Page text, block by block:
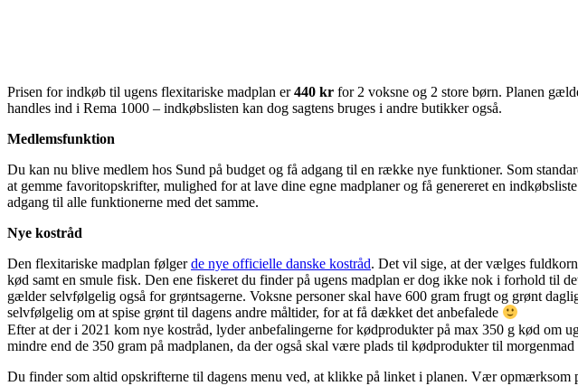
Prisen for indkøb til ugens flexitariske madplan er440 kr for 2 voksne og 2 store børn. Planen
handles ind i Rema 1000 – indkøbslisten kan dog sagtens bruges i andre butikker også.
Medlemsfunktion
Du kan nu blive medlem hos Sund på budget og få adgang til en række nye funktioner. Som
at gemme favoritopskrifter, mulighed for at lave dine egne madplaner og få genereret en
adgang til alle funktionerne med det samme.
Nye kostråd
Den flexitariske madplan følgerde nye officielle danske kostråd. Det vil sige, at der vælges
kød samt en smule fisk. Den ene fiskeret du finder på ugens madplan er dog ikke nok i forhold til
gælder selvfølgelig også for grøntsagerne. Voksne personer skal have 600 gram frugt og grønt
selvfølgelig om at spise grønt til dagens andre måltider, for at få dækket det anbefalede
Efter at der i 2021 kom nye kostråd, lyder anbefalingerne for kødprodukter på max 350 g kød om
mindre end de 350 gram på madplanen, da der også skal være plads til kødprodukter til
Du finder som altid opskrifterne til dagens menu ved, at klikke på linket i planen. Vær opmærksom